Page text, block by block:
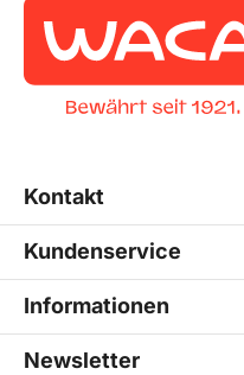
Kontakt
Kundenservice
Informationen
Newsletter